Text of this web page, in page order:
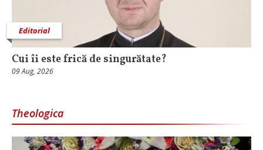
Editorial
Cui îi este frică de singurătate?
09 Aug, 2026
Theologica